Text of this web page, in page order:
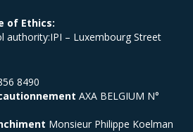
of Ethics:
– Luxembourg Street
8490
AXA BELGIUM N°
Monsieur Philippe Koelman